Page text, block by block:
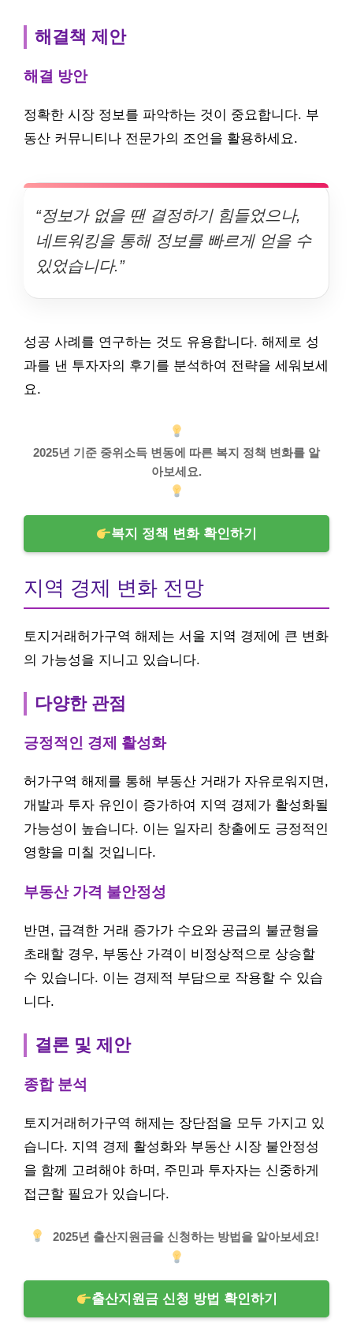
해결책 제안
해결 방안
정확한 시장 정보를 파악하는 것이 중요합니다. 부
동산 커뮤니티나 전문가의 조언을 활용하세요.
“정보가 없을 땐 결정하기 힘들었으나,
네트워킹을 통해 정보를 빠르게 얻을 수
있었습니다.”
성공 사례를 연구하는 것도 유용합니다. 해제로 성
과를 낸 투자자의 후기를 분석하여 전략을 세워보세
요.
2025년 기준 중위소득 변동에 따른 복지 정책 변화를 알
아보세요.
복지 정책 변화 확인하기
지역 경제 변화 전망
토지거래허가구역 해제는 서울 지역 경제에 큰 변화
의 가능성을 지니고 있습니다.
다양한 관점
긍정적인 경제 활성화
허가구역 해제를 통해 부동산 거래가 자유로워지면,
개발과 투자 유인이 증가하여 지역 경제가 활성화될
가능성이 높습니다. 이는 일자리 창출에도 긍정적인
영향을 미칠 것입니다.
부동산 가격 불안정성
반면, 급격한 거래 증가가 수요와 공급의 불균형을
초래할 경우, 부동산 가격이 비정상적으로 상승할
수 있습니다. 이는 경제적 부담으로 작용할 수 있습
니다.
결론 및 제안
종합 분석
토지거래허가구역 해제는 장단점을 모두 가지고 있
습니다. 지역 경제 활성화와 부동산 시장 불안정성
을 함께 고려해야 하며, 주민과 투자자는 신중하게
접근할 필요가 있습니다.
2025년 출산지원금을 신청하는 방법을 알아보세요!
출산지원금 신청 방법 확인하기